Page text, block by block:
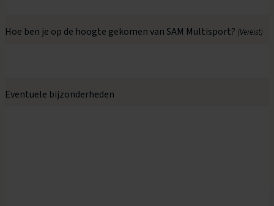
Hoe ben je op de hoogte gekomen van SAM Multisport? (Vereist)
Eventuele bijzonderheden